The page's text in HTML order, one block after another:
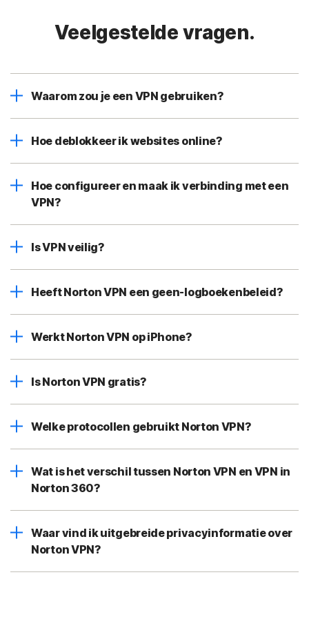
Veelgestelde vragen.
Waarom zou je een VPN gebruiken?
Hoe deblokkeer ik websites online?
Hoe configureer en maak ik verbinding met een
VPN?
Is VPN veilig?
Heeft Norton VPN een geen-logboekenbeleid?
Werkt Norton VPN op iPhone?
Is Norton VPN gratis?
Welke protocollen gebruikt Norton VPN?
Wat is het verschil tussen Norton VPN en VPN in
Norton 360?
Waar vind ik uitgebreide privacyinformatie over
Norton VPN?